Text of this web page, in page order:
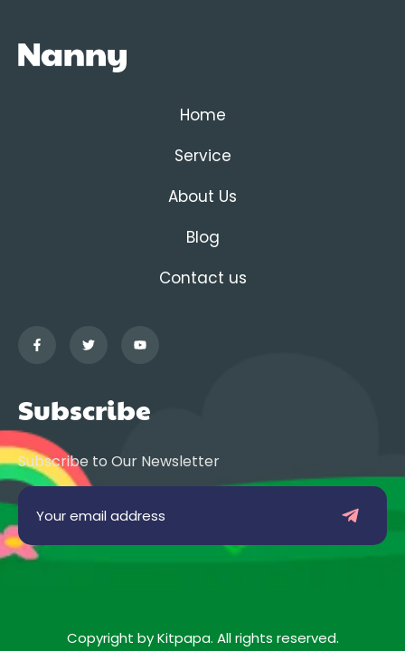
Home
Service
About Us
Blog
Contact us
Subscribe
Subscribe to Our Newsletter
Copyright by Kitpapa. All rights reserved.